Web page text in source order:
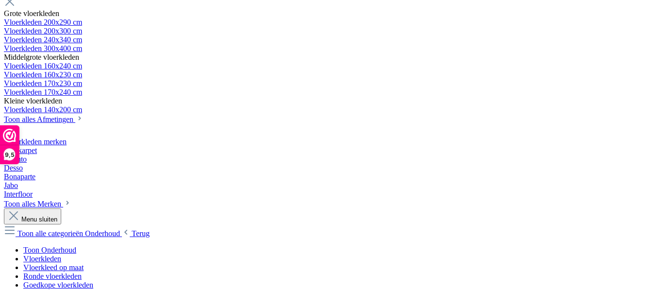
9,5
Grote vloerkleden
Vloerkleden 200x290 cm
Vloerkleden 200x300 cm
Vloerkleden 240x340 cm
Vloerkleden 300x400 cm
Middelgrote vloerkleden
Vloerkleden 160x240 cm
Vloerkleden 160x230 cm
Vloerkleden 170x230 cm
Vloerkleden 170x240 cm
Kleine vloerkleden
Vloerkleden 140x200 cm
Toon alles Afmetingen
Vloerkleden merken
Webkarpet
Xilento
Desso
Bonaparte
Jabo
Interfloor
Toon alles Merken
Menu sluiten
Toon alle categorieën Onderhoud
Terug
Toon Onderhoud
Vloerkleden
Vloerkleed op maat
Ronde vloerkleden
Goedkope vloerkleden